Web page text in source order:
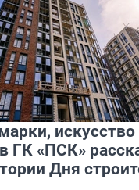
искусство
ГК «ПСК»
Дня